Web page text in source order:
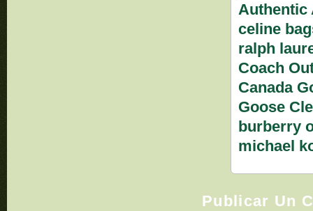
Authentic
celine
ralph
Coach
Canada
Goose
burberry
michael
Publicar Un